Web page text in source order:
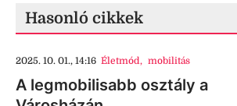
Hasonló cikkek
2025. 10. 01., 14:16 Életmód, mobilitás
A legmobilisabb osztály a